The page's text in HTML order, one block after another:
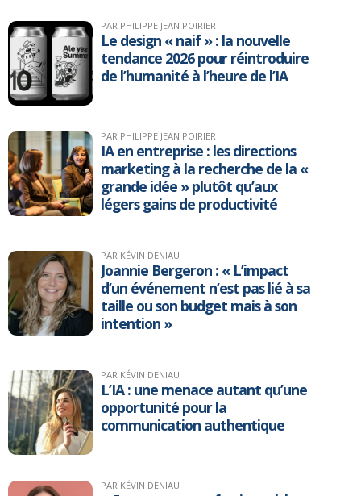
PAR PHILIPPE JEAN POIRIER
Le design « naif » : la nouvelle
tendance 2026 pour réintroduire
de l’humanité à l’heure de l’IA
PAR PHILIPPE JEAN POIRIER
IA en entreprise : les directions
marketing à la recherche de la «
grande idée » plutôt qu’aux
légers gains de productivité
PAR KÉVIN DENIAU
Joannie Bergeron : « L’impact
d’un événement n’est pas lié à sa
taille ou son budget mais à son
intention »
PAR KÉVIN DENIAU
L’IA : une menace autant qu’une
opportunité pour la
communication authentique
PAR KÉVIN DENIAU